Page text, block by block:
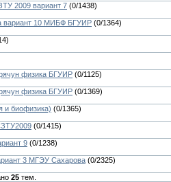
2009 вариант 7 (0/1438)
вариант 10 МИБФ БГУИР (0/1364)
)
физика БГУИР (0/1125)
физика БГУИР (0/1369)
и биофизика) (0/1365)
(0/1415)
9 (0/1238)
3 МГЭУ Сахарова (0/2325)
25 тем.